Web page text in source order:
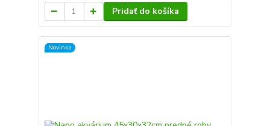
Pridať do košíka
Novinka